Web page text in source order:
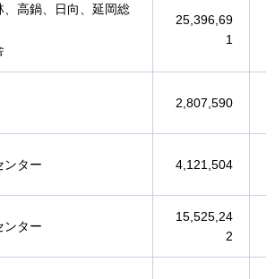
、高鍋、日向、延岡総
25,396,69
1
2,807,590
ンター 4,121,504
ンター
15,525,24
2